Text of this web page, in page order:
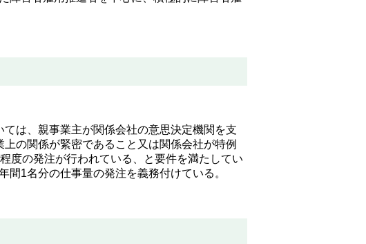
は、親事業主が関係会社の意思決定機関を支
の関係が緊密であること又は関係会社が特例
度の発注が行われている、と要件を満たしてい
1名分の仕事量の発注を義務付けている。